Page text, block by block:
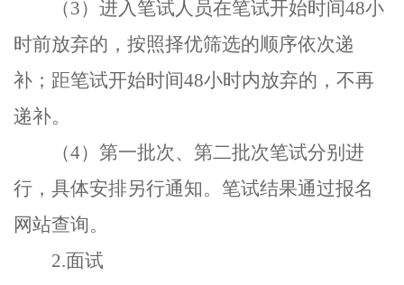
（3）进入笔试人员在笔试开始时间48小
时前放弃的，按照择优筛选的顺序依次递
补；距笔试开始时间48小时内放弃的，不再
递补。
（4）第一批次、第二批次笔试分别进
行，具体安排另行通知。笔试结果通过报名
网站查询。
2.面试